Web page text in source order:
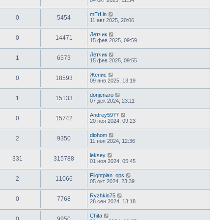
0 5454
mErLin
11 авг 2025, 20:06
0 14471
Летчик
15 фев 2025, 09:59
1 6573
Летчик
15 фев 2025, 09:55
0 18593
Женис
09 янв 2025, 13:19
1 15133
donjenaro
07 дек 2024, 23:11
0 15742
Andrey5977
20 ноя 2024, 09:23
2 9350
diohom
11 ноя 2024, 12:36
331 315788
leksey
01 ноя 2024, 05:45
2 11066
Flightplan_ops
05 окт 2024, 23:39
0 7768
Ryzhkin75
28 сен 2024, 13:18
Chita